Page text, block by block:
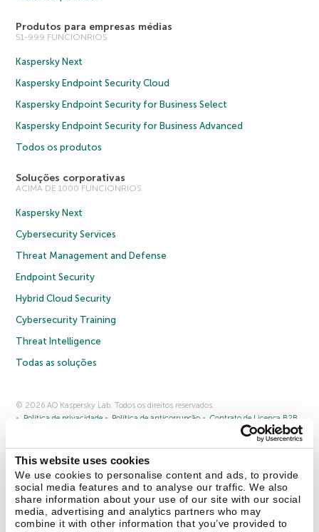
This website uses cookies
We use cookies to personalise content and ads, to provide
social media features and to analyse our traffic. We also
share information about your use of our site with our social
media, advertising and analytics partners who may
combine it with other information that you’ve provided to
Produtos para empresas médias
51-999 FUNCIONRIOS
Kaspersky Next
Kaspersky Endpoint Security Cloud
Kaspersky Endpoint Security for Business Select
Kaspersky Endpoint Security for Business Advanced
Todos os produtos
Soluções corporativas
ACIMA DE 1000 FUNCIONRIOS
Kaspersky Next
Cybersecurity Services
Threat Management and Defense
Endpoint Security
Hybrid Cloud Security
Cybersecurity Training
Threat Intelligence
Todas as soluções
© 2026 AO Kaspersky Lab. Todos os direitos reservados.
Política de privacidade
Política de anticorrupção
Contrato de Licença B2B
Cookies
Fale conosco Sobre a Kaspersky Parceiros
Comunicado à imprensa
Securelist Eugene Personal Blog